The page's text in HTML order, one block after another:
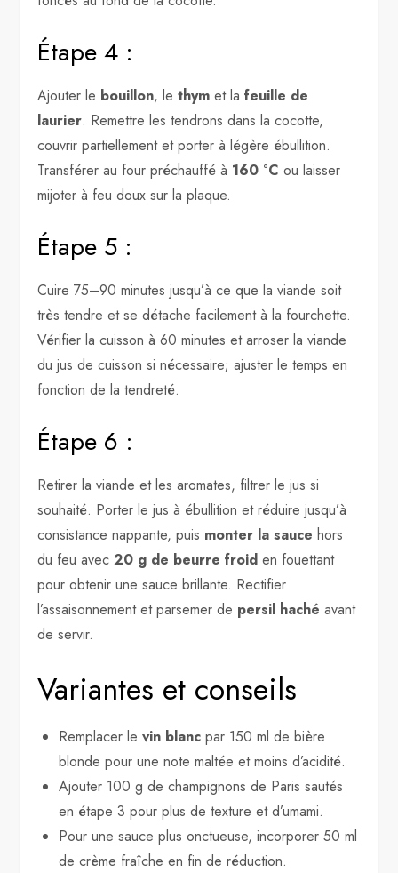
Étape 4 :
Ajouter le bouillon, lethym et lafeuille de
laurier. Remettre les tendrons dans la cocotte,
couvrir partiellement et porter à légère ébullition.
Transférer au four préchauffé à 160 °C ou laisser
mijoter à feu doux sur la plaque.
Étape 5 :
Cuire 75–90 minutes jusqu’à ce que la viande soit
très tendre et se détache facilement à la fourchette.
Vérifier la cuisson à 60 minutes et arroser la viande
du jus de cuisson si nécessaire; ajuster le temps en
fonction de la tendreté.
Étape 6 :
Retirer la viande et les aromates, filtrer le jus si
souhaité. Porter le jus à ébullition et réduire jusqu’à
consistance nappante, puis monter la sauce hors
du feu avec20 g de beurre froid en fouettant
pour obtenir une sauce brillante. Rectifier
l’assaisonnement et parsemer de persil haché avant
de servir.
Variantes et conseils
Remplacer levin blanc par 150 ml de bière
blonde pour une note maltée et moins d’acidité.
Ajouter 100 g de champignons de Paris sautés
en étape 3 pour plus de texture et d’umami.
Pour une sauce plus onctueuse, incorporer 50 ml
de crème fraîche en fin de réduction.